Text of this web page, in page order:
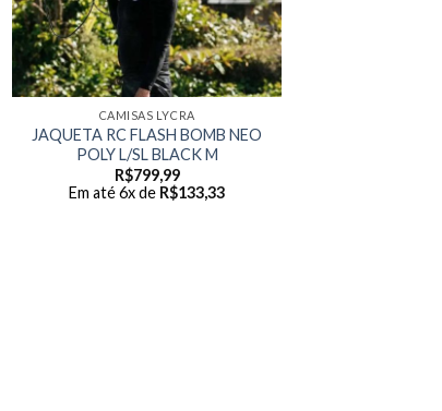
CAMISAS LYCRA
JAQUETA RC FLASH BOMB NEO
POLY L/SL BLACK M
R$799,99
Em até 6x de R$133,33